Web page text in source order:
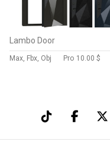
Lambo Door
Max, Fbx, Obj Pro 10.00 $